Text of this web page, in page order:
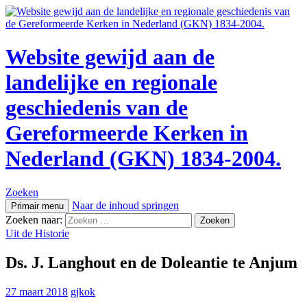
Website gewijd aan de
landelijke en regionale
geschiedenis van de
Gereformeerde Kerken in
Nederland (GKN) 1834-2004.
Zoeken
Primair menu
Naar de inhoud springen
Zoeken naar:
Uit de Historie
Ds. J. Langhout en de Doleantie te Anjum
27 maart 2018 gjkok